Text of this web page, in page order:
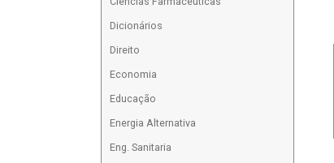
Dicionários
Direito
Economia
Educação
Energia Alternativa
Eng. Sanitaria